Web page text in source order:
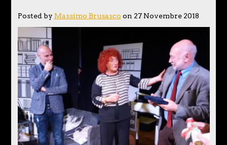
Posted by Massimo Brusasco on 27 Novembre 2018